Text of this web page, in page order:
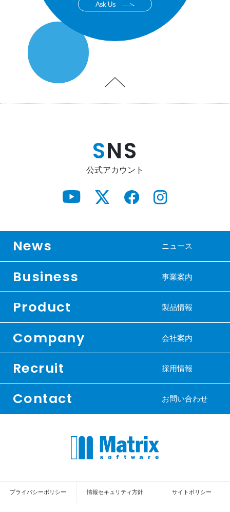
Ask Us
SNS
公式アカウント
News ニュース
Business 事業案内
Product 製品情報
Company 会社案内
Recruit 採用情報
Contact お問い合わせ
プライバシーポリシー 情報セキュリティ方針 サイトポリシー